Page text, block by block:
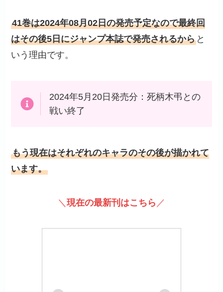
41巻は2024年08月02日の発売予定なので最終回
はその後5日にジャンプ本誌で発売されるから と
いう理由です。
2024年5月20日発売分：死柄木弔との
戦い終了
もう現在はそれぞれのキャラのその後が描かれて
います。
＼ 現在の最新刊はこちら ／